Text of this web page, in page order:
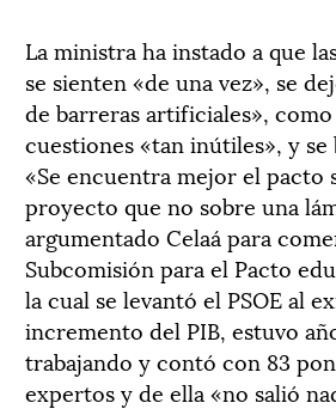
La ministra ha instado a que
se sienten «de una vez», se
de barreras artificiales»,
cuestiones «tan inútiles», y
«Se encuentra mejor el pacto
proyecto que no sobre una
argumentado Celaá para
Subcomisión para el Pacto
la cual se levantó el PSOE al
incremento del PIB, estuvo
trabajando y contó con 83
expertos y de ella «no salió